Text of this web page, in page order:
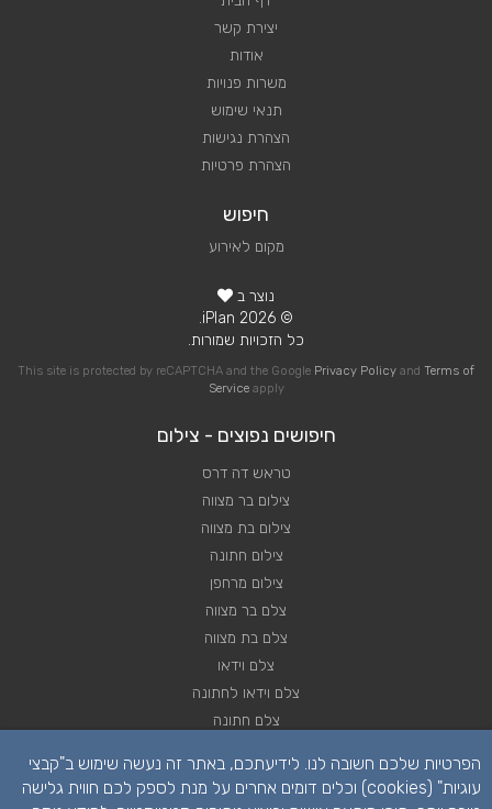
יצירת קשר
אודות
משרות פנויות
תנאי שימוש
הצהרת נגישות
הצהרת פרטיות
חיפוש
מקום לאירוע
נוצר ב
© 2026 iPlan.
כל הזכויות שמורות.
This site is protected by reCAPTCHA and the Google Privacy Policy and Terms of
Serviceapply
חיפושים נפוצים - צילום
טראש דה דרס
צילום בר מצווה
צילום בת מצווה
צילום חתונה
צילום מרחפן
צלם בר מצווה
צלם בת מצווה
צלם וידאו
צלם וידאו לחתונה
צלם חתונה
צלם סטילס
הפרטיות שלכם חשובה לנו. לידיעתכם, באתר זה נעשה שימוש ב"קבצי
עוגיות" (cookies) וכלים דומים אחרים על מנת לספק לכם חווית גלישה